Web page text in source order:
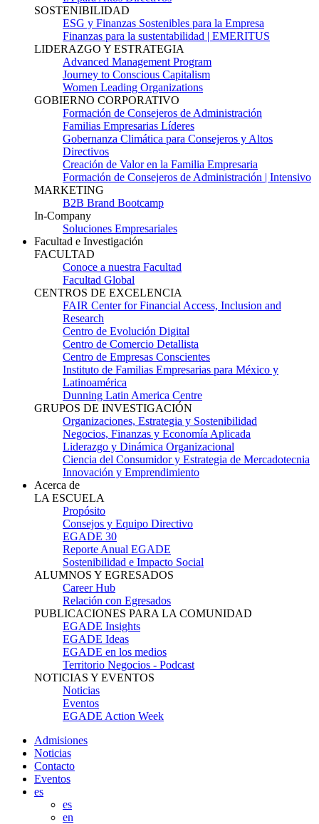
SOSTENIBILIDAD
ESG y Finanzas Sostenibles para la Empresa
Finanzas para la sustentabilidad | EMERITUS
LIDERAZGO Y ESTRATEGIA
Advanced Management Program
Journey to Conscious Capitalism
Women Leading Organizations
GOBIERNO CORPORATIVO
Formación de Consejeros de Administración
Familias Empresarias Líderes
Gobernanza Climática para Consejeros y Altos
Directivos
Creación de Valor en la Familia Empresaria
Formación de Consejeros de Administración | Intensivo
MARKETING
B2B Brand Bootcamp
In-Company
Soluciones Empresariales
Facultad e Investigación
FACULTAD
Conoce a nuestra Facultad
Facultad Global
CENTROS DE EXCELENCIA
FAIR Center for Financial Access, Inclusion and
Research
Centro de Evolución Digital
Centro de Comercio Detallista
Centro de Empresas Conscientes
Instituto de Familias Empresarias para México y
Latinoamérica
Dunning Latin America Centre
GRUPOS DE INVESTIGACIÓN
Organizaciones, Estrategia y Sostenibilidad
Negocios, Finanzas y Economía Aplicada
Liderazgo y Dinámica Organizacional
Ciencia del Consumidor y Estrategia de Mercadotecnia
Innovación y Emprendimiento
Acerca de
LA ESCUELA
Propósito
Consejos y Equipo Directivo
EGADE 30
Reporte Anual EGADE
Sostenibilidad e Impacto Social
ALUMNOS Y EGRESADOS
Career Hub
Relación con Egresados
PUBLICACIONES PARA LA COMUNIDAD
EGADE Insights
EGADE Ideas
EGADE en los medios
Territorio Negocios - Podcast
NOTICIAS Y EVENTOS
Noticias
Eventos
EGADE Action Week
Admisiones
Noticias
Contacto
Eventos
es
es
en